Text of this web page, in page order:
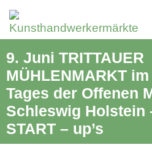
9. Juni TRITTAUER
MÜHLENMARKT
Tages der Offenen
Schleswig Holstein
START – up’s